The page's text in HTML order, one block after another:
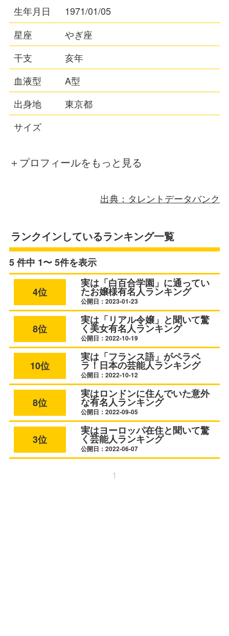
生年月日
1971/01/05
星座
やぎ座
干支
亥年
血液型
A型
出身地
東京都
サイズ
＋プロフィールをもっと見る
出典：タレントデータバンク
ランクインしているランキング一覧
5 件中 1〜 5件を表示
4位
実は「白百合学園」に通ってい
たお嬢様有名人ランキング
公開日：2023-01-23
8位
実は「リアル令嬢」と聞いて驚
く美女有名人ランキング
公開日：2022-10-19
10位
実は「フランス語」がペラペ
ラ！日本の芸能人ランキング
公開日：2022-10-12
8位
実はロンドンに住んでいた意外
な有名人ランキング
公開日：2022-09-05
3位
実はヨーロッパ在住と聞いて驚
く芸能人ランキング
公開日：2022-06-07
1